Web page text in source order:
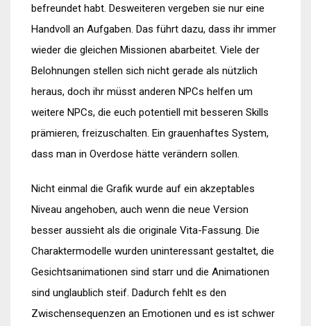
befreundet habt. Desweiteren vergeben sie nur eine
Handvoll an Aufgaben. Das führt dazu, dass ihr immer
wieder die gleichen Missionen abarbeitet. Viele der
Belohnungen stellen sich nicht gerade als nützlich
heraus, doch ihr müsst anderen NPCs helfen um
weitere NPCs, die euch potentiell mit besseren Skills
prämieren, freizuschalten. Ein grauenhaftes System,
dass man in Overdose hätte verändern sollen.
Nicht einmal die Grafik wurde auf ein akzeptables
Niveau angehoben, auch wenn die neue Version
besser aussieht als die originale Vita-Fassung. Die
Charaktermodelle wurden uninteressant gestaltet, die
Gesichtsanimationen sind starr und die Animationen
sind unglaublich steif. Dadurch fehlt es den
Zwischensequenzen an Emotionen und es ist schwer